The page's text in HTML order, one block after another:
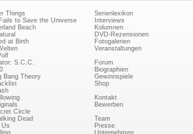
Things
to Save the Universe
Beach
at Birth
S.C.C.
Bang Theory
Circle
Dead
Serienlexikon
Interviews
Kolumnen
DVD-Rezensionen
Fotogalerien
Veranstaltungen
Forum
Biographien
Gewinnspiele
Shop
Kontakt
Bewerben
Team
Presse
Unternehmen